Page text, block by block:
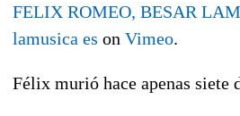
FELIX ROMEO, BESAR
lamusica es on Vimeo.
Félix murió hace apenas siete